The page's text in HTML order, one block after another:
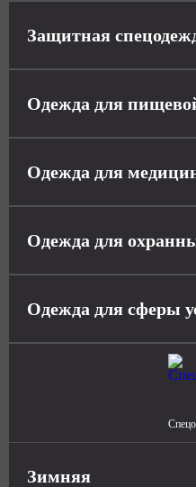
Защитная
Одежда для
Одежда для
Одежда для
Одежда для сферы
Зимняя